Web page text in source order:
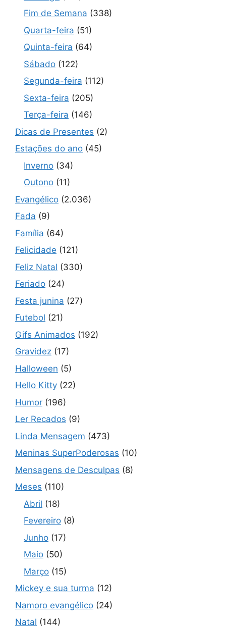
Fim de Semana (338)
Quarta-feira (51)
Quinta-feira (64)
Sábado (122)
Segunda-feira (112)
Sexta-feira (205)
Terça-feira (146)
Dicas de Presentes (2)
Estações do ano (45)
Inverno (34)
Outono (11)
Evangélico (2.036)
Fada (9)
Família (64)
Felicidade (121)
Feliz Natal (330)
Feriado (24)
Festa junina (27)
Futebol (21)
Gifs Animados (192)
Gravidez (17)
Halloween (5)
Hello Kitty (22)
Humor (196)
Ler Recados (9)
Linda Mensagem (473)
Meninas SuperPoderosas (10)
Mensagens de Desculpas (8)
Meses (110)
Abril (18)
Fevereiro (8)
Junho (17)
Maio (50)
Março (15)
Mickey e sua turma (12)
Namoro evangélico (24)
Natal (144)